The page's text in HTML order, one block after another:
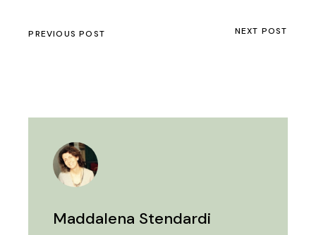
PREVIOUS POST NEXT POST
Maddalena Stendardi